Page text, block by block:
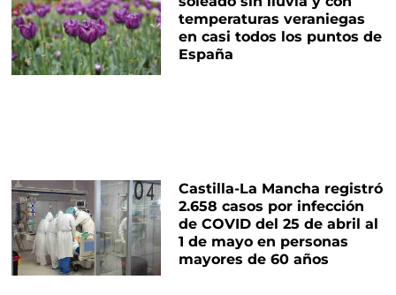
temperaturas veraniegas
en casi todos los puntos de
España
Castilla-La Mancha registró
2.658 casos por infección
de COVID del 25 de abril al
1 de mayo en personas
mayores de 60 años